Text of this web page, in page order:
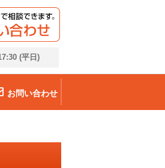
(平日)
お問い合わせ